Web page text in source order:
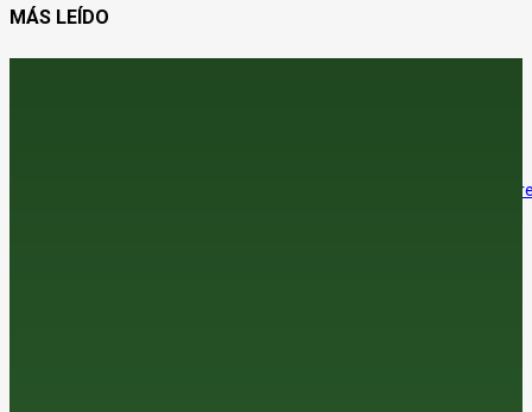
MÁS LEÍDO
El precio del trigo sube en el mercado internacional, con un tímido